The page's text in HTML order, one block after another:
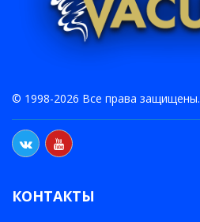
© 1998-2026 Все права защищены.
КОНТАКТЫ